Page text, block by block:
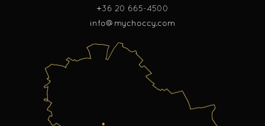
+36 20 665-4500
info@mychoccy.com